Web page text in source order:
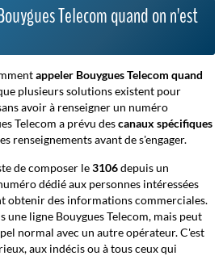
Telecom quand on n'est
appeler Bouygues Telecom quand
plusieurs solutions existent pour
avoir à renseigner un numéro
Telecom a prévu descanaux spécifiques
renseignements avant de s'engager.
de composer le3106depuis un
dédié aux personnes intéressées
obtenir des informations commerciales.
une ligne Bouygues Telecom, mais peut
normal avec un autre opérateur. C'est
aux indécis ou à tous ceux qui